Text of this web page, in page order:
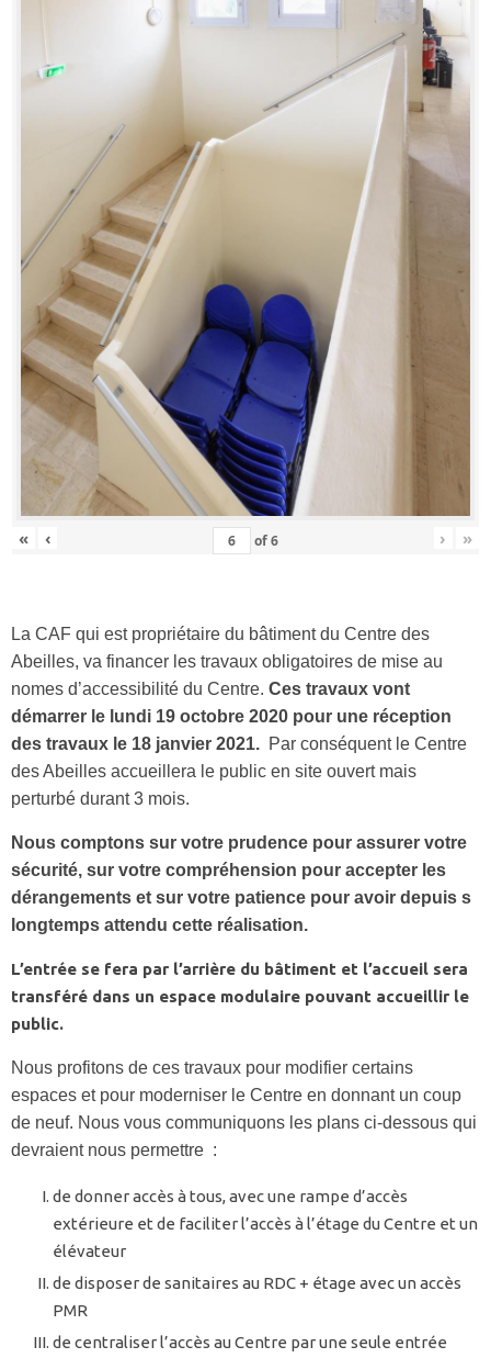
« ‹ of6 › »
La CAF qui est propriétaire du bâtiment du Centre des
Abeilles, va financer les travaux obligatoires de mise au
nomes d’accessibilité du Centre. Ces travaux vont
démarrer le lundi 19 octobre 2020 pour une réception
des travaux le 18 janvier 2021. Par conséquent le Centre
des Abeilles accueillera le public en site ouvert mais
perturbé durant 3 mois.
Nous comptons sur votre prudence pour assurer votre
sécurité, sur votre compréhension pour accepter les
dérangements et sur votre patience pour avoir depuis s
longtemps attendu cette réalisation.
L’entrée se fera par l’arrière du bâtiment et l’accueil sera
transféré dans un espace modulaire pouvant accueillir le
public.
Nous profitons de ces travaux pour modifier certains
espaces et pour moderniser le Centre en donnant un coup
de neuf. Nous vous communiquons les plans ci-dessous qui
devraient nous permettre :
de donner accès à tous, avec une rampe d’accès
extérieure et de faciliter l’accès à l’étage du Centre et un
élévateur
de disposer de sanitaires au RDC + étage avec un accès
PMR
de centraliser l’accès au Centre par une seule entrée